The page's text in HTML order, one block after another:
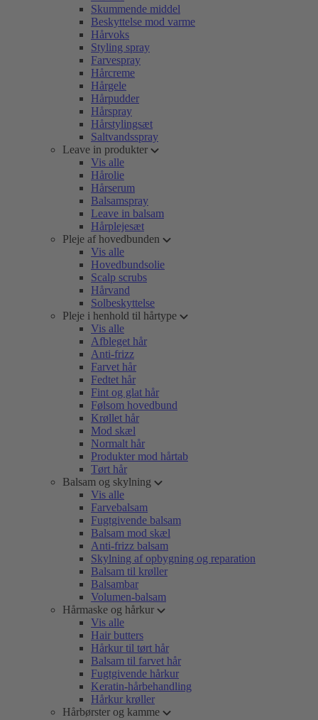
Skummende middel
Beskyttelse mod varme
Hårvoks
Styling spray
Farvespray
Hårcreme
Hårgele
Hårpudder
Hårspray
Hårstylingsæt
Saltvandsspray
Leave in produkter
Vis alle
Hårolie
Hårserum
Balsamspray
Leave in balsam
Hårplejesæt
Pleje af hovedbunden
Vis alle
Hovedbundsolie
Scalp scrubs
Hårvand
Solbeskyttelse
Pleje i henhold til hårtype
Vis alle
Afbleget hår
Anti-frizz
Farvet hår
Fedtet hår
Fint og glat hår
Følsom hovedbund
Krøllet hår
Mod skæl
Normalt hår
Produkter mod hårtab
Tørt hår
Balsam og skylning
Vis alle
Farvebalsam
Fugtgivende balsam
Balsam mod skæl
Anti-frizz balsam
Skylning af opbygning og reparation
Balsam til krøller
Balsambar
Volumen-balsam
Hårmaske og hårkur
Vis alle
Hair butters
Hårkur til tørt hår
Balsam til farvet hår
Fugtgivende hårkur
Keratin-hårbehandling
Hårkur krøller
Hårbørster og kamme